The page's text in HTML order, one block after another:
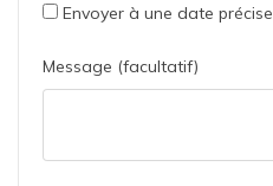
Envoyer à une date précise
Message (facultatif)